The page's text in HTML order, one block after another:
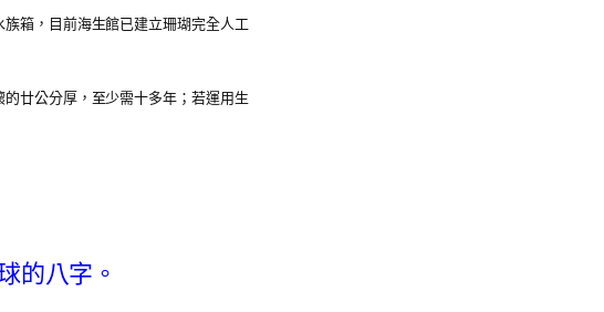
箱，目前海生館已建立珊瑚完全人工
廿公分厚，至少需十多年；若運用生
的八字。